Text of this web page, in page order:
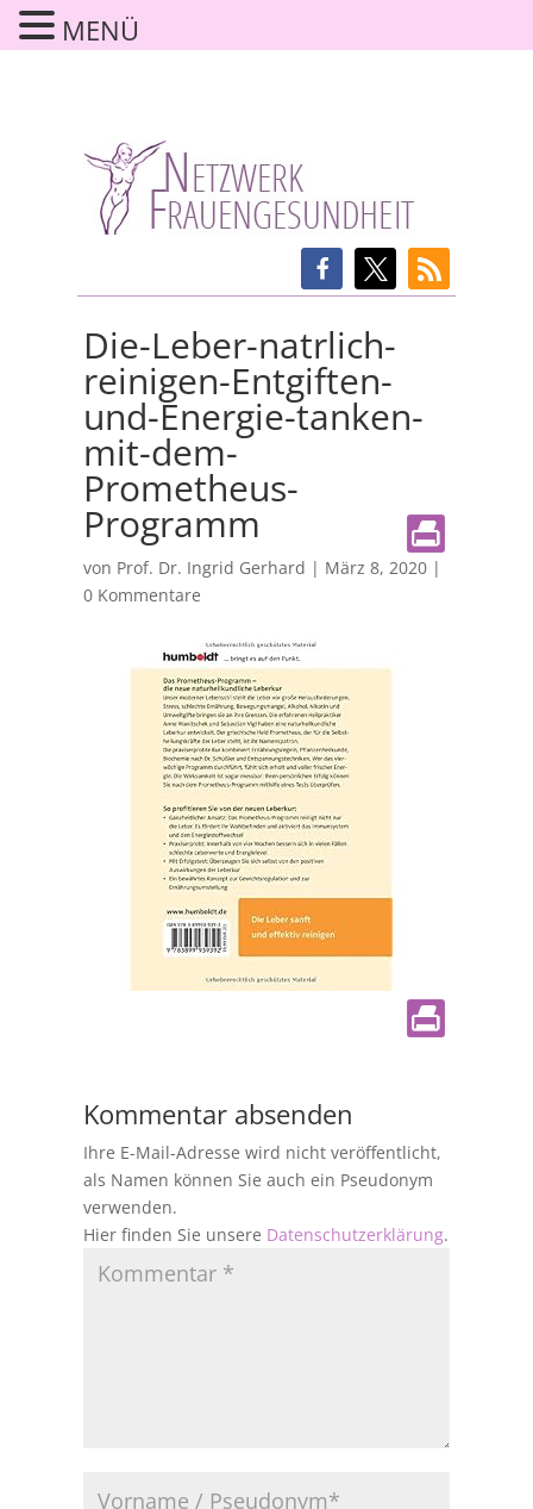
Die-Leber-natrlich-
reinigen-Entgiften-
und-Energie-tanken-
mit-dem-
Prometheus-
Programm
von Prof. Dr. Ingrid Gerhard | März 8, 2020|
0 Kommentare
Kommentar absenden
Ihre E-Mail-Adresse wird nicht veröffentlicht,
als Namen können Sie auch ein Pseudonym
verwenden.
Hier finden Sie unsere Datenschutzerklärung.
MENÜ